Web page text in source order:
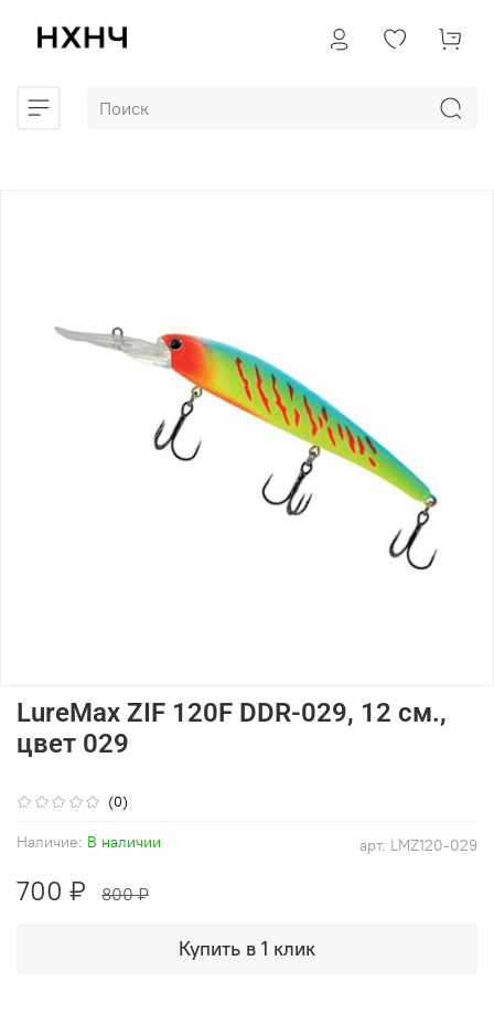
(0)
арт. LMZ120-029
Наличие: В наличии
LureMax ZIF 120F DDR-029, 12 см.,
цвет 029
700 ₽ 800 ₽
Купить в 1 клик